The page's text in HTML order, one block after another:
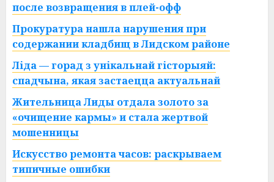
после возвращения в плей-офф
Прокуратура нашла нарушения при
содержании кладбищ в Лидском районе
Ліда — горад з унікальнай гісторыяй:
спадчына, якая застаецца актуальнай
Жительница Лиды отдала золото за
«очищение кармы» и стала жертвой
мошенницы
Искусство ремонта часов: раскрываем
типичные ошибки